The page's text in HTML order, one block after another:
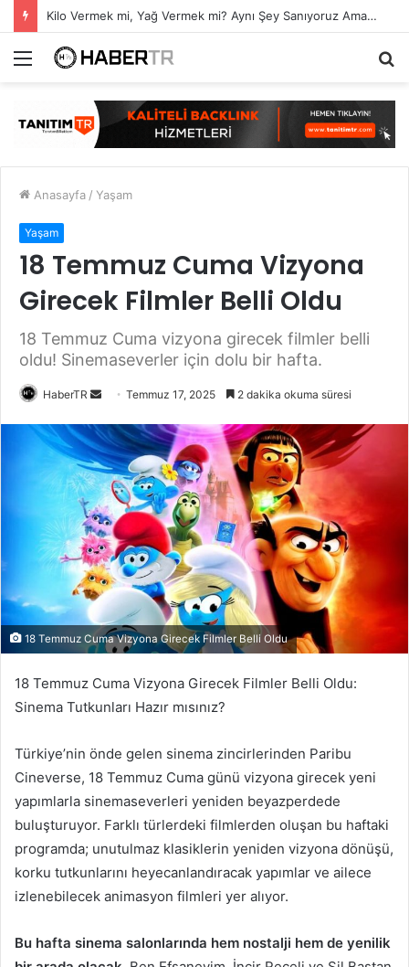
Kilo Vermek mi, Yağ Vermek mi? Aynı Şey Sanıyoruz Ama Değil!
Menü
Anasayfa / Yaşam
Yaşam
18 Temmuz Cuma Vizyona
Girecek Filmler Belli Oldu
18 Temmuz Cuma vizyona girecek filmler belli
oldu! Sinemaseverler için dolu bir hafta.
HaberTR
Bir
posta
göndermek
Temmuz 17, 2025 2 dakika okuma süresi
18 Temmuz Cuma Vizyona Girecek Filmler Belli Oldu
18 Temmuz Cuma Vizyona Girecek Filmler Belli Oldu:
Sinema Tutkunları Hazır mısınız?
Türkiye’nin önde gelen sinema zincirlerinden Paribu
Cineverse, 18 Temmuz Cuma günü vizyona girecek yeni
yapımlarla sinemaseverleri yeniden beyazperdede
buluşturuyor. Farklı türlerdeki filmlerden oluşan bu haftaki
programda; unutulmaz klasiklerin yeniden vizyona dönüşü,
korku tutkunlarını heyecanlandıracak yapımlar ve ailece
izlenebilecek animasyon filmleri yer alıyor.
Bu hafta sinema salonlarında hem nostalji hem de yenilik